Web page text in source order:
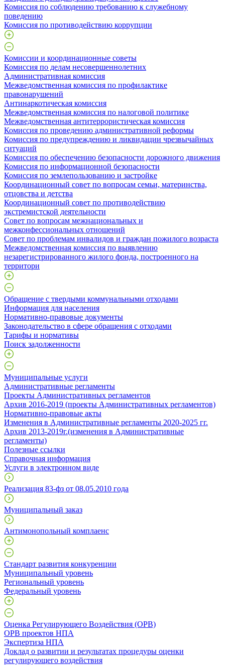
Комиссия по соблюдению требованию к служебному
поведению
Комиссия по противодействию коррупции
Комиссии и координационные советы
Комиссия по делам несовершеннолетних
Административная комиссия
Межведомственная комиссия по профилактике
правонарушений
Антинаркотическая комиссия
Межведомственная комиссия по налоговой политике
Межведомственная антитеррористическая комиссия
Комиссия по проведению административной реформы
Комиссия по предупреждению и ликвидации чрезвычайных
ситуаций
Комиссия по обеспечению безопасности дорожного движения
Комиссия по информационной безопасности
Комиссия по землепользованию и застройке
Координационный совет по вопросам семьи, материнства,
отцовства и детства
Координационный совет по противодействию
экстремистской деятельности
Совет по вопросам межнациональных и
межконфессиональных отношений
Совет по проблемам инвалидов и граждан пожилого возраста
Межведомственная комиссия по выявлению
незарегистрированного жилого фонда, построенного на
территори
Обращение с твердыми коммунальными отходами
Информация для населения
Нормативно-правовые документы
Законодательство в сфере обращения с отходами
Тарифы и нормативы
Поиск задолженности
Муниципальные услуги
Административные регламенты
Проекты Административных регламентов
Архив 2016-2019 (проекты Административных регламентов)
Нормативно-правовые акты
Изменения в Административные регламенты 2020-2025 гг.
Архив 2013-2019г.(изменения в Административные
регламенты)
Полезные ссылки
Справочная информация
Услуги в электронном виде
Реализация 83-фз от 08.05.2010 года
Муниципальный заказ
Антимонопольный комплаенс
Стандарт развития конкуренции
Муниципальный уровень
Региональный уровень
Федеральный уровень
Оценка Регулирующего Воздействия (ОРВ)
ОРВ проектов НПА
Экспертиза НПА
Доклад о развитии и результатах процедуры оценки
регулирующего воздействия